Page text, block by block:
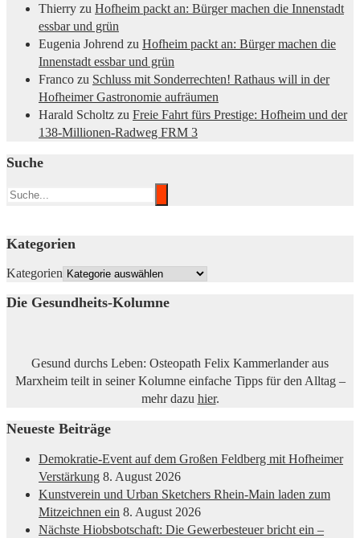
Thierry zu Hofheim packt an: Bürger machen die Innenstadt
essbar und grün
Eugenia Johrend zu Hofheim packt an: Bürger machen die
Innenstadt essbar und grün
Franco zu Schluss mit Sonderrechten! Rathaus will in der
Hofheimer Gastronomie aufräumen
Harald Scholtz zu Freie Fahrt fürs Prestige: Hofheim und der
138-Millionen-Radweg FRM 3
Suche
Kategorien
Kategorien
Die Gesundheits-Kolumne
Gesund durchs Leben: Osteopath Felix Kammerlander aus
Marxheim teilt in seiner Kolumne einfache Tipps für den Alltag –
mehr dazu hier.
Neueste Beiträge
Demokratie-Event auf dem Großen Feldberg mit Hofheimer
Verstärkung 8. August 2026
Kunstverein und Urban Sketchers Rhein-Main laden zum
Mitzeichnen ein 8. August 2026
Nächste Hiobsbotschaft: Die Gewerbesteuer bricht ein –